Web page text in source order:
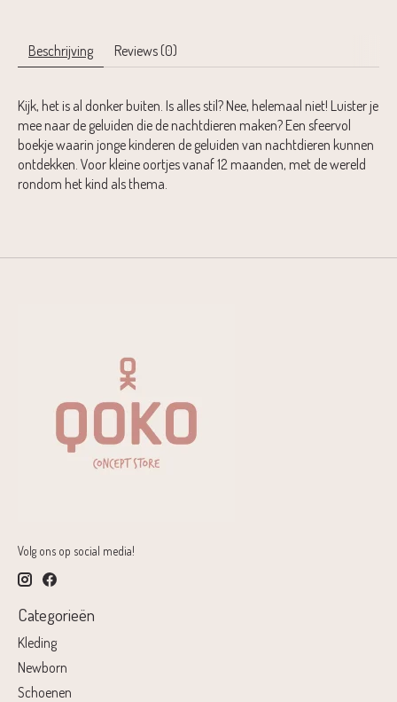
Beschrijving Reviews (0)
Kijk, het is al donker buiten. Is alles stil? Nee, helemaal niet! Luister je
mee naar de geluiden die de nachtdieren maken? Een sfeervol
boekje waarin jonge kinderen de geluiden van nachtdieren kunnen
ontdekken. Voor kleine oortjes vanaf 12 maanden, met de wereld
rondom het kind als thema.
Volg ons op social media!
Categorieën
Kleding
Newborn
Schoenen